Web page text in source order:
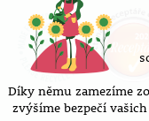
Díky němu zamezíme
zvýšíme bezpečí